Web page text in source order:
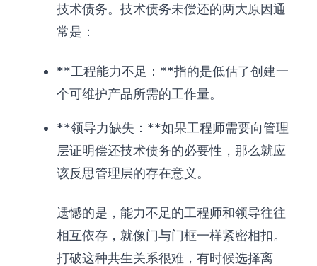
技术债务。技术债务未偿还的两大原因通
常是：
**工程能力不足：**指的是低估了创建一
个可维护产品所需的工作量。
**领导力缺失：**如果工程师需要向管理
层证明偿还技术债务的必要性，那么就应
该反思管理层的存在意义。
遗憾的是，能力不足的工程师和领导往往
相互依存，就像门与门框一样紧密相扣。
打破这种共生关系很难，有时候选择离